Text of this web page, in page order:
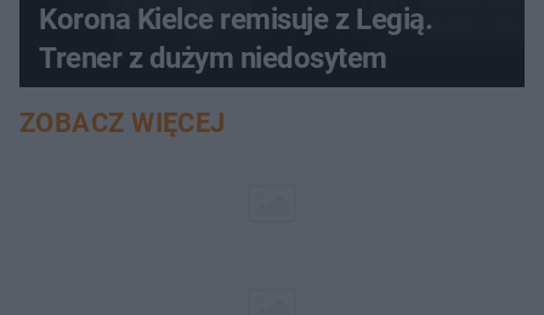
Korona Kielce remisuje z Legią.
Trener z dużym niedosytem
ZOBACZ WIĘCEJ